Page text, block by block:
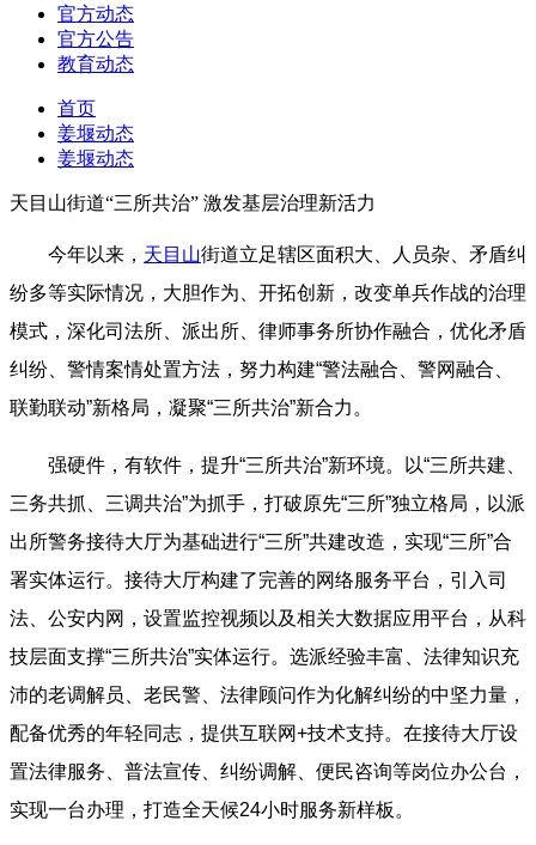
官方动态
官方公告
教育动态
首页
姜堰动态
姜堰动态
天目山街道“三所共治” 激发基层治理新活力
今年以来， 天目山街道立足辖区面积大、人员杂、矛盾纠
纷多等实际情况，大胆作为、开拓创新，改变单兵作战的治理
模式，深化司法所、派出所、律师事务所协作融合，优化矛盾
纠纷、警情案情处置方法，努力构建“警法融合、警网融合、
联勤联动”新格局，凝聚“三所共治”新合力。
强硬件，有软件，提升“三所共治”新环境。以“三所共建、
三务共抓、三调共治”为抓手，打破原先“三所”独立格局，以派
出所警务接待大厅为基础进行“三所”共建改造，实现“三所”合
署实体运行。接待大厅构建了完善的网络服务平台，引入司
法、公安内网，设置监控视频以及相关大数据应用平台，从科
技层面支撑“三所共治”实体运行。选派经验丰富、法律知识充
沛的老调解员、老民警、法律顾问作为化解纠纷的中坚力量，
配备优秀的年轻同志，提供互联网+技术支持。在接待大厅设
置法律服务、普法宣传、纠纷调解、便民咨询等岗位办公台，
实现一台办理，打造全天候24小时服务新样板。